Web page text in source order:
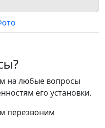
на любые вопросы
его установки.
перезвоним